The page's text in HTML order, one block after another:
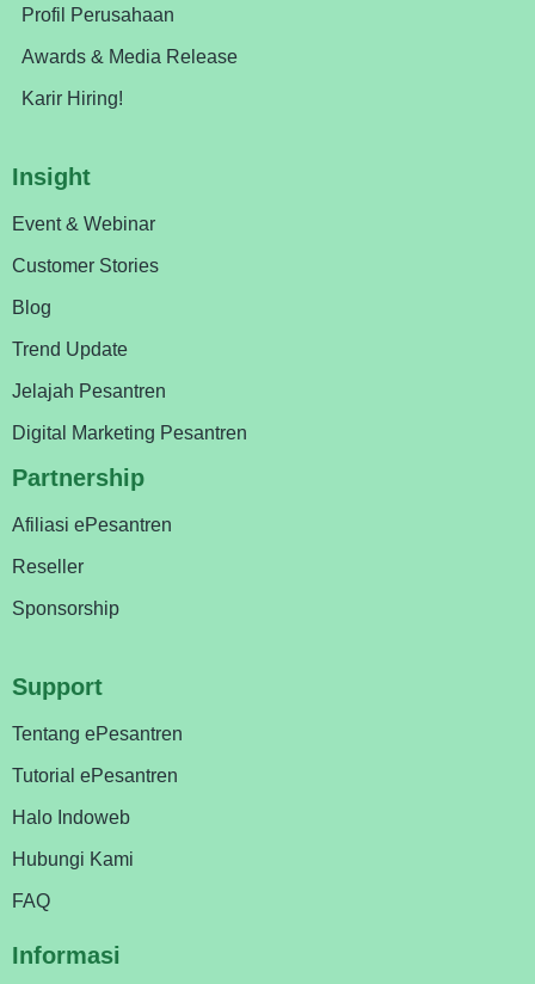
Profil Perusahaan
Awards & Media Release
Karir Hiring!
Insight
Event & Webinar
Customer Stories
Blog
Trend Update
Jelajah Pesantren
Digital Marketing Pesantren
Partnership
Afiliasi ePesantren
Reseller
Sponsorship
Support
Tentang ePesantren
Tutorial ePesantren
Halo Indoweb
Hubungi Kami
FAQ
Informasi